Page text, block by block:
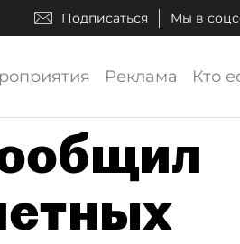
Подписаться Мы в
Реклама Кто